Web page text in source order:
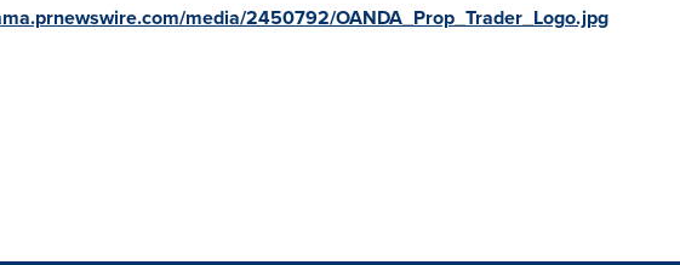
media/2450792/OANDA_Prop_Trader_Logo.jpg